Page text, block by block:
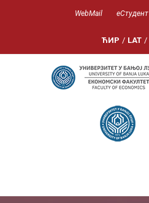
WebMail еСтудент
ЋИР / LAT /